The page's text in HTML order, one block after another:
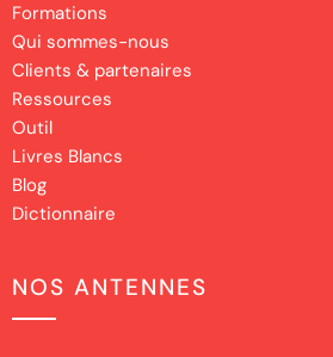
Formations
Qui sommes-nous
Clients & partenaires
Ressources
Outil
Livres Blancs
Blog
Dictionnaire
NOS ANTENNES